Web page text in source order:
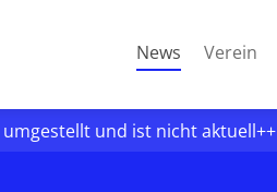
News(current)
Verein
und ist nicht aktuell++